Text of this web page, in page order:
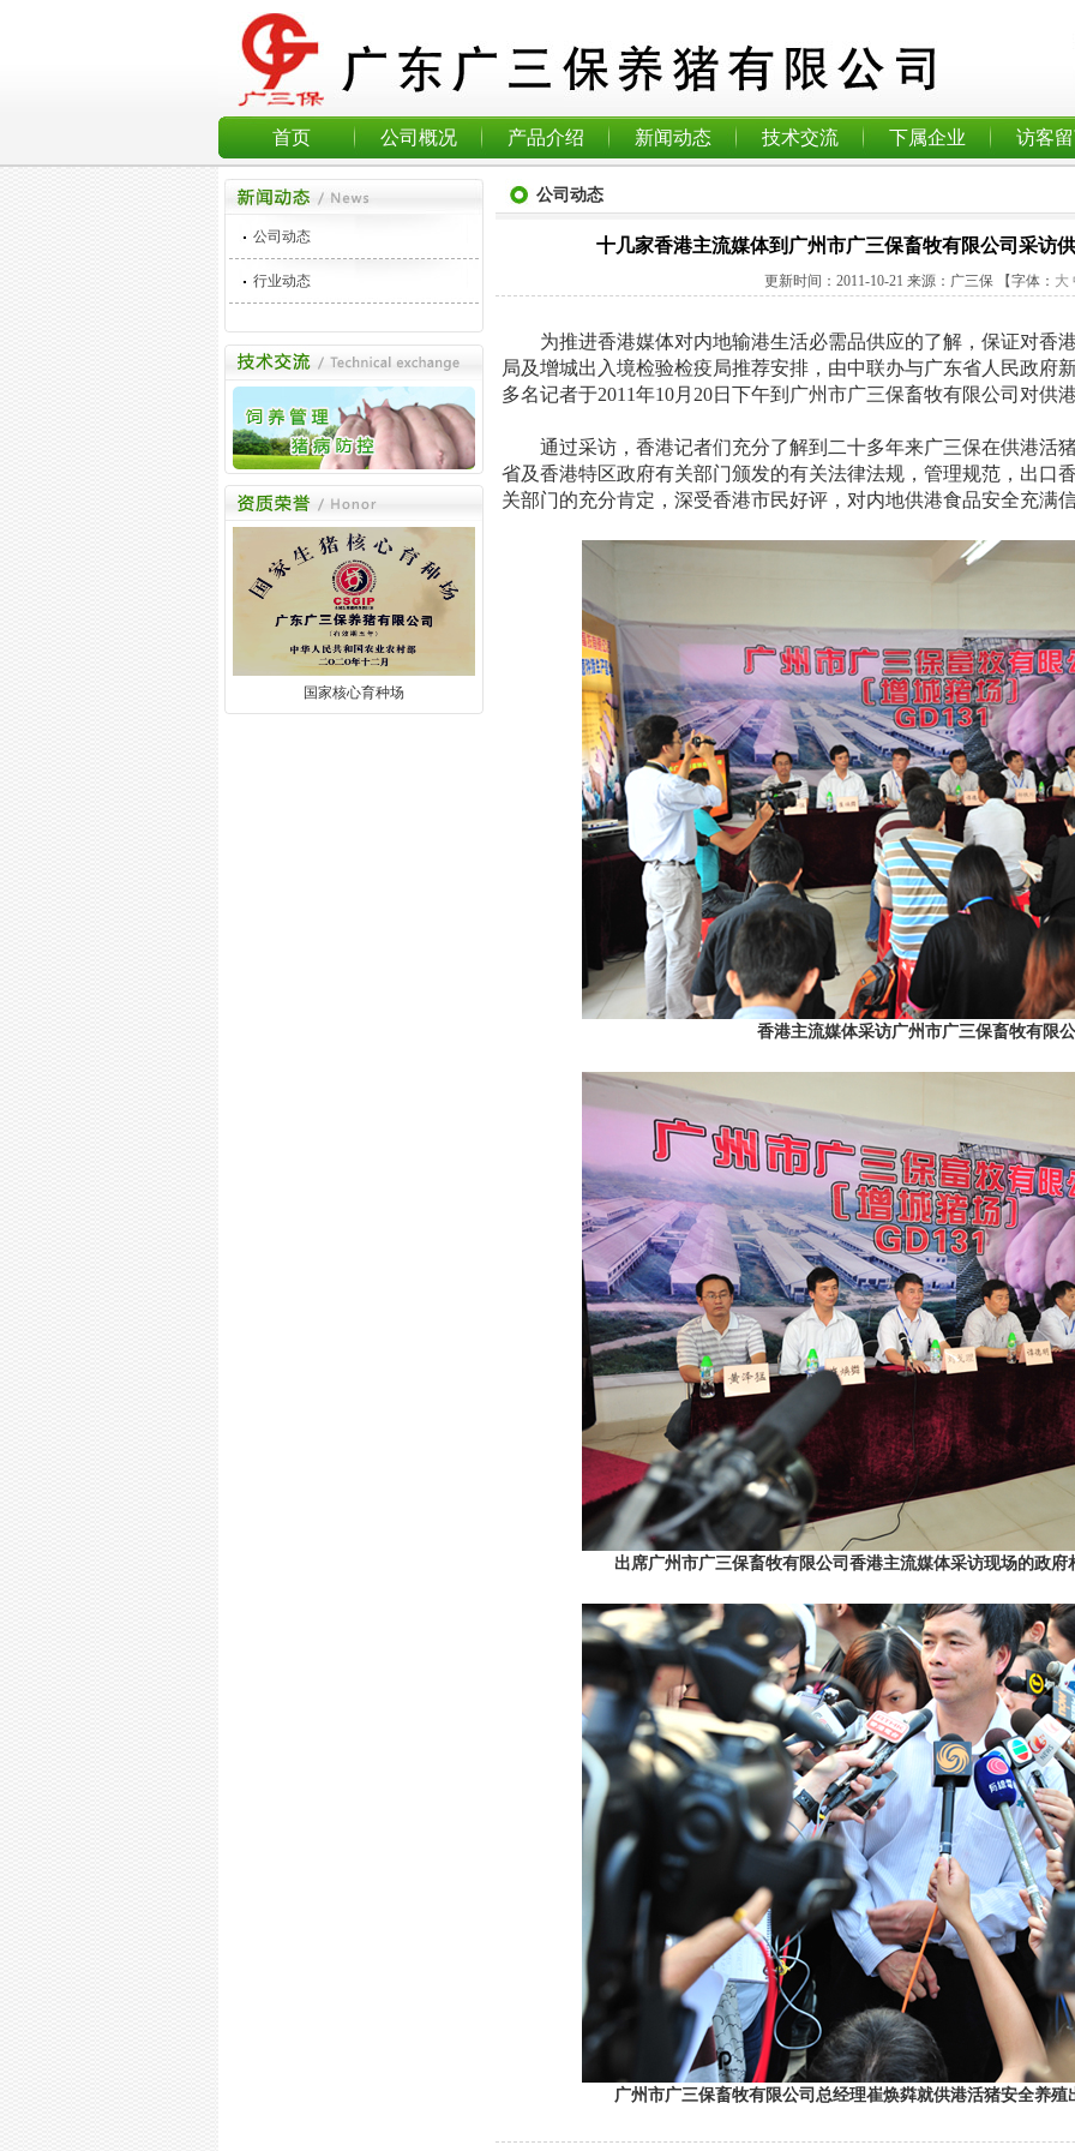
首页 公司概况 产品介绍 新闻动态 技术交流 下属企业 访客
公司动态
行业动态
国家核心育种场
公司动态
十几家香港主流媒体到广州市广三保畜牧有限公司采访
更新时间： 2011-10-21 来源：广三保 【字体： 大
为推进香港媒体对内地输港生活必需品供应的了解，保证对香
局及增城出入境检验检疫局推荐安排，由中联办与广东省人民政府
多名记者于2011年10月 20日下午到广州市广三保畜牧有限公司对供
通过采访，香港记者们充分了解到二十多年来广三保在供港活
省及香港特区政府有关部门颁发的有关法律法规，管理规范，出口
关部门的充分肯定，深受香港市民好评，对内地供港食品安全充满
香港主流媒体采访广州市广三保畜牧有限
出席广州市广三保畜牧有限公司香港主流媒体采访现场的政
广州市广三保畜牧有限公司总经理崔焕粦就供港活猪安全养殖